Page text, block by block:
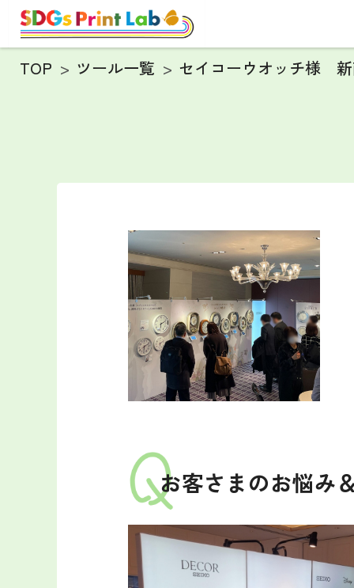
TOP ツール一覧 セイコーウオッチ様
お客さまのお悩み